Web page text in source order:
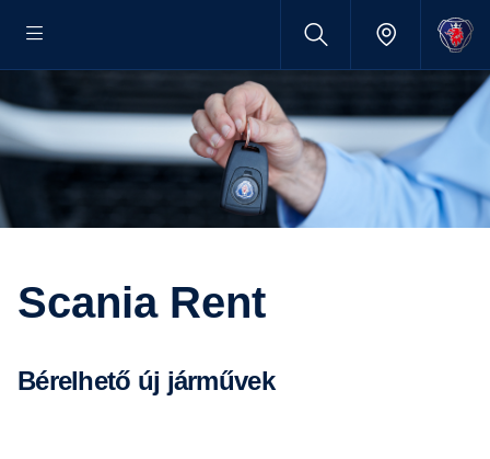
Scania Rent
Bérelhető új járművek